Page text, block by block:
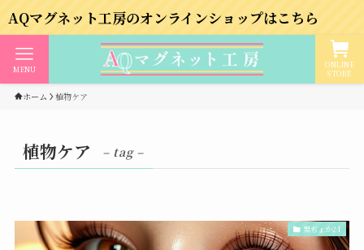
ット工房のオンラインショップはこちら
ONLINE
STORE
MENU
ホーム 植物ケア
植物ケア – tag –
黒ぢょか21